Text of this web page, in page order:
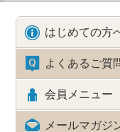
はじめての方
よくあるご質
会員メニュー
メールマガジ